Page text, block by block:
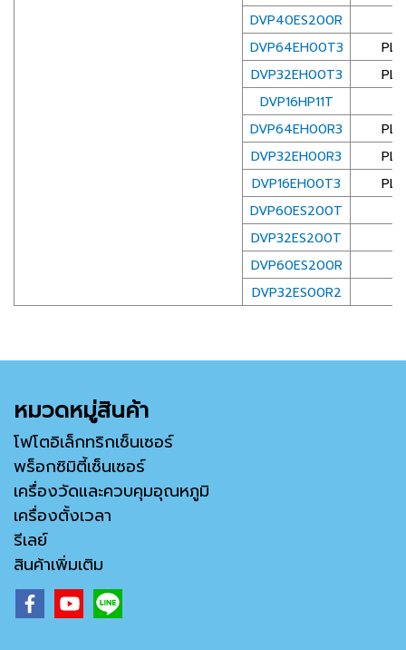
DVP40ES200R
DVP64EH00T3
DVP32EH00T3
DVP16HP11T
DVP64EH00R3
DVP32EH00R3
DVP16EH00T3
DVP60ES200T
DVP32ES200T
DVP60ES200R
DVP32ES00R2
หมวดหมู่สินค้า
โฟโตอิเล็กทริกเซ็นเซอร์
พร็อกซิมิตี้เซ็นเซอร์
เครื่องวัดและควบคุมอุณหภูมิ
เครื่องตั้งเวลา
รีเลย์
สินค้าเพิ่มเติม